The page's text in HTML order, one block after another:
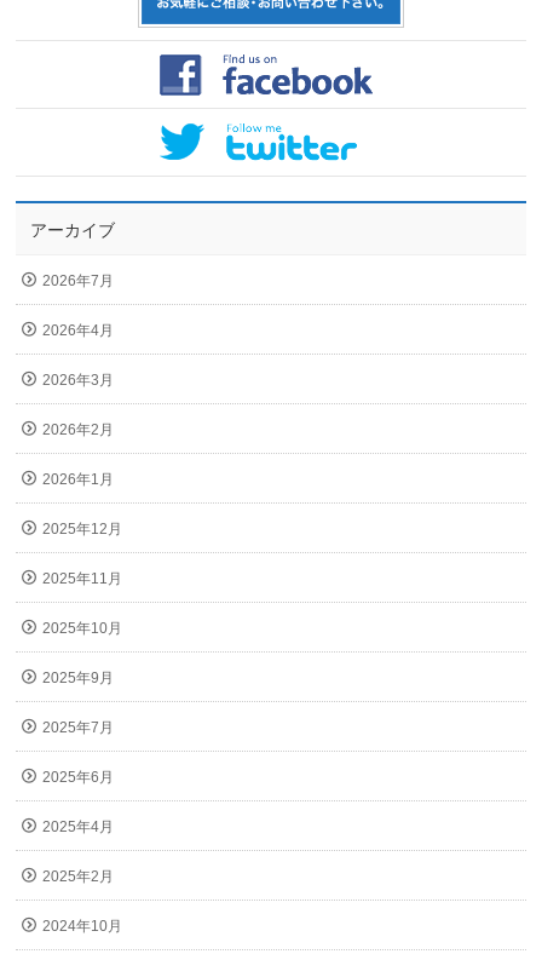
アーカイブ
2026年7月
2026年4月
2026年3月
2026年2月
2026年1月
2025年12月
2025年11月
2025年10月
2025年9月
2025年7月
2025年6月
2025年4月
2025年2月
2024年10月